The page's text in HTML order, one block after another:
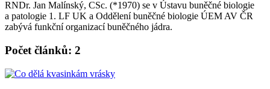
RNDr. Jan Malínský, CSc. (*1970) se v Ústavu buněčné biologie
a patologie 1. LF UK a Oddělení buněčné biologie ÚEM AV ČR
zabývá funkční organizací buněčného jádra.
Počet článků: 2